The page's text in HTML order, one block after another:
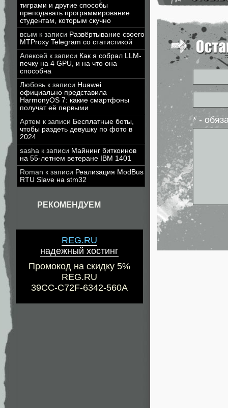
тиграми и другие способы
преподавать программирование
студентам, которым скучно
всым к записи Развёртывание своего
MTProxy Telegram со статистикой
Алексей к записи Как я собрал LLM-
печку на 4 GPU, и на что она
способна
Любовь к записи Huawei
официально представила
HarmonyOS 7: какие смартфоны
получат её первыми
Артем к записи Бесплатные боты,
чтобы раздеть девушку по фото в
2024
sasha к записи Майнинг биткоинов
на 55-летнем ветеране IBM 1401
Roman к записи Реализация ModBus
RTU Slave на stm32
РЕКОМЕНДУЕМ
REG.RU
надежный хостинг
Промокод на скидку 5%
REG.RU
39CC-C72F-6342-560A
* -